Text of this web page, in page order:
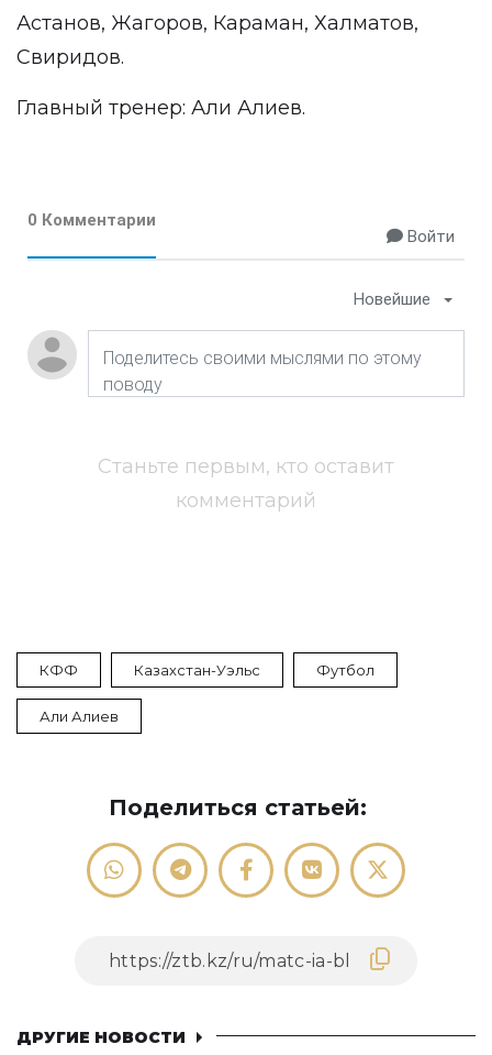
Астанов, Жагоров, Караман, Халматов,
Свиридов.
Главный тренер: Али Алиев.
0 Комментарии
Войти
Новейшие
Станьте первым, кто оставит
комментарий
КФФ Казахстан-Уэльс Футбол
Али Алиев
Поделиться статьей:
ДРУГИЕ НОВОСТИ